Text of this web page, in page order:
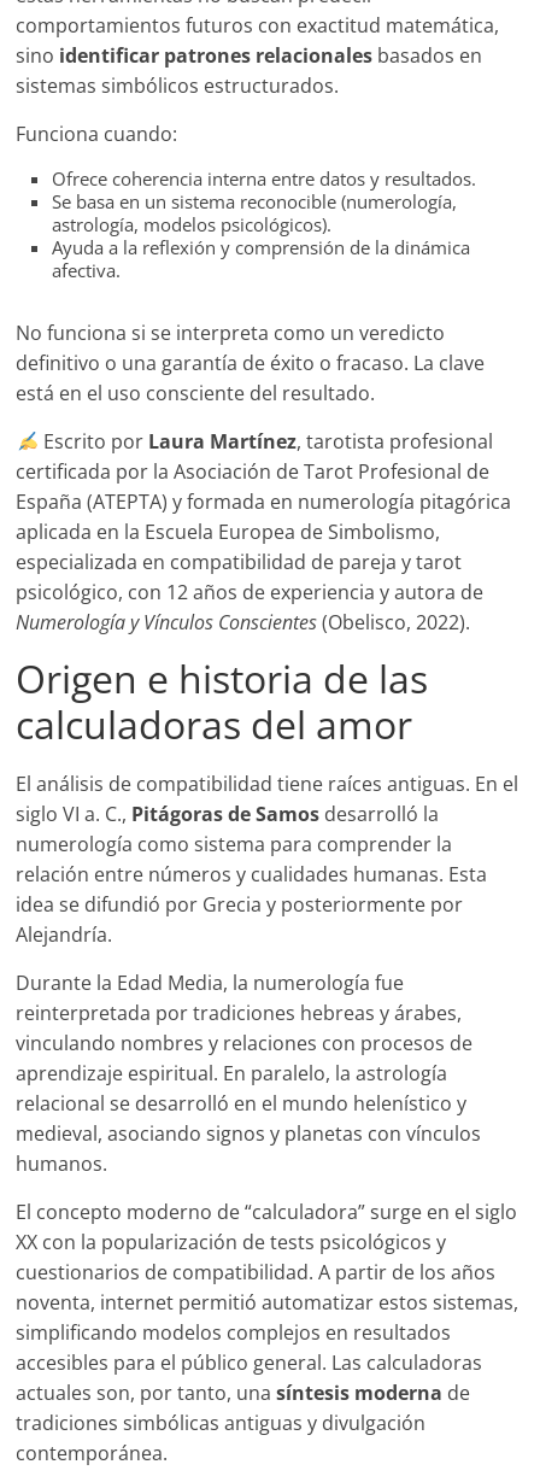
comportamientos futuros con exactitud matemática,
sino identificar patrones relacionales basados en
sistemas simbólicos estructurados.
Funciona cuando:
Ofrece coherencia interna entre datos y resultados.
Se basa en un sistema reconocible (numerología,
astrología, modelos psicológicos).
Ayuda a la reflexión y comprensión de la dinámica
afectiva.
No funciona si se interpreta como un veredicto
definitivo o una garantía de éxito o fracaso. La clave
está en el uso consciente del resultado.
Escrito por Laura Martínez, tarotista profesional
certificada por la Asociación de Tarot Profesional de
España (ATEPTA) y formada en numerología pitagórica
aplicada en la Escuela Europea de Simbolismo,
especializada en compatibilidad de pareja y tarot
psicológico, con 12 años de experiencia y autora de
Numerología y Vínculos Conscientes(Obelisco, 2022).
Origen e historia de las
calculadoras del amor
El análisis de compatibilidad tiene raíces antiguas. En el
siglo VI a. C., Pitágoras de Samos desarrolló la
numerología como sistema para comprender la
relación entre números y cualidades humanas. Esta
idea se difundió por Grecia y posteriormente por
Alejandría.
Durante la Edad Media, la numerología fue
reinterpretada por tradiciones hebreas y árabes,
vinculando nombres y relaciones con procesos de
aprendizaje espiritual. En paralelo, la astrología
relacional se desarrolló en el mundo helenístico y
medieval, asociando signos y planetas con vínculos
humanos.
El concepto moderno de “calculadora” surge en el siglo
XX con la popularización de tests psicológicos y
cuestionarios de compatibilidad. A partir de los años
noventa, internet permitió automatizar estos sistemas,
simplificando modelos complejos en resultados
accesibles para el público general. Las calculadoras
actuales son, por tanto, unasíntesis moderna de
tradiciones simbólicas antiguas y divulgación
contemporánea.